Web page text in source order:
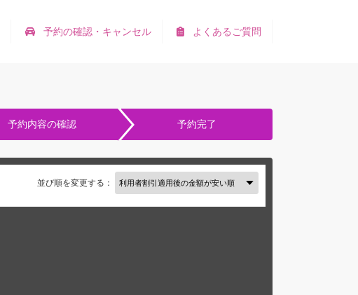
よくあるご質問
予約の確認・キャンセル
予約内容の確認 予約完了
並び順を変更する：